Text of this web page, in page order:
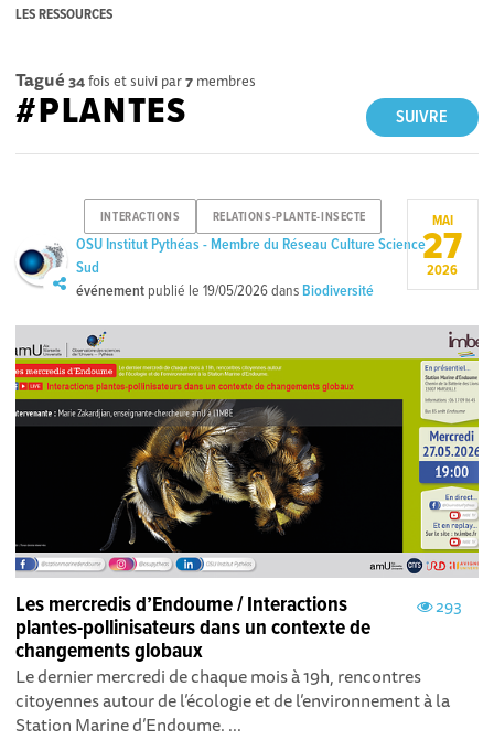
LES RESSOURCES
Tagué 34fois et suivi par7 membres
SUIVRE
#PLANTES
INTERACTIONS RELATIONS-PLANTE-INSECTE
OSU Institut Pythéas - Membre du Réseau Culture Science
Sud
événement publié le19/05/2026dans Biodiversité
MAI
27
2026
293
Les mercredis d’Endoume / Interactions
plantes-pollinisateurs dans un contexte de
changements globaux
Le dernier mercredi de chaque mois à 19h, rencontres
citoyennes autour de l’écologie et de l’environnement à la
Station Marine d’Endoume. ...